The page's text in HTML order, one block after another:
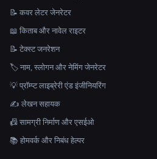
📝 कवर लेटर जेनरेटर
📖 किताब और नावेल राइटर
📝 टेक्स्ट जनरेशन
🏷️ नाम, स्लोगन और नेमिंग जेनरेटर
💡 प्रॉम्प्ट लाइब्रेरी एंड इंजीनियरिंग
✍️ लेखन सहायक
📠 सामग्री निर्माण और एसईओ
📚 होमवर्क और निबंध हेल्पर